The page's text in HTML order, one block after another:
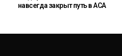
навсегда закрыт путь в ACA